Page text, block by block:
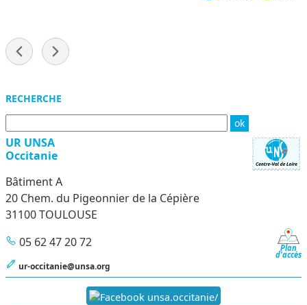
Menu
RECHERCHE
UR UNSA
Occitanie
Bâtiment A
20 Chem. du Pigeonnier de la Cépière
31100 TOULOUSE
Plan
d'accès
05 62 47 20 72
ur-occitanie@unsa.org
unsa.occitanie/